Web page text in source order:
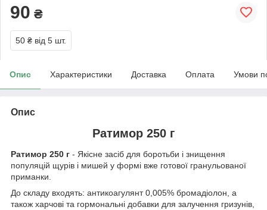
90 ₴
50 ₴ від 5 шт.
Опис Характеристики Доставка Оплата Умови
Опис
Ратимор 250 г
Ратимор 250 г - Якісне засіб для боротьби і знищення
популяцій щурів і мишей у формі вже готової гранульованої
приманки.
До складу входять: антикоагулянт 0,005% бромадіолон, а
також харчові та гормональні добавки для залучення гризунів,